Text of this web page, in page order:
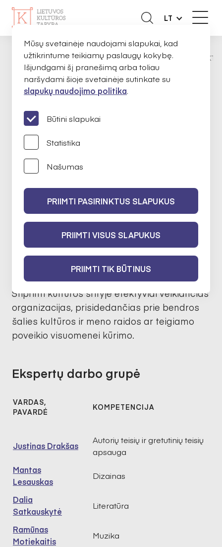
LT
PAGRINDINISORGANIZACIJOMS FINANSUOTI PROJEKTAI
STRATEGINIS
ASOCIACIJOS, SKĖTINĖS
ORGANIZACIJOS
2026
Apie
Stiprinti kultūros srityje efektyviai veikiančias
organizacijas, prisidedančias prie bendros
šalies kultūros ir meno raidos ar teigiamo
poveikio visuomenei kūrimo.
Ekspertų darbo grupė
VARDAS,
PAVARDĖ
KOMPETENCIJA
Justinas Drakšas
Autorių teisių ir gretutinių teisių
apsauga
Mantas
Lesauskas
Dizainas
Dalia
Satkauskytė
Literatūra
Ramūnas
Motiekaitis
Muzika
Mūsų svetainėje naudojami slapukai, kad
užtikrintume teikiamų paslaugų kokybę.
Išjundgami šį pranešimą arba toliau
naršydami šioje svetainėje sutinkate su
slapukų naudojimo politika.
Būtini slapukai
Statistika
Našumas
PRIIMTI PASIRINKTUS SLAPUKUS
PRIIMTI VISUS SLAPUKUS
PRIIMTI TIK BŪTINUS